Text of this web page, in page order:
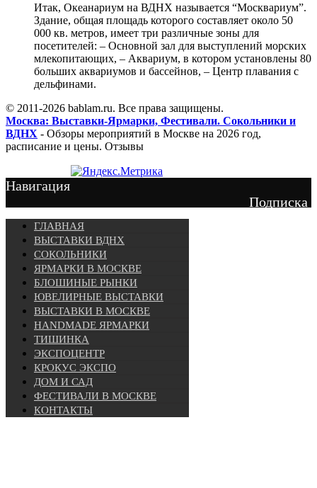
Итак, Океанариум на ВДНХ называется “Москвариум”.
Здание, общая площадь которого составляет около 50
000 кв. метров, имеет три различные зоны для
посетителей: – Основной зал для выступлений морских
млекопитающих, – Аквариум, в котором установлены 80
больших аквариумов и бассейнов, – Центр плавания с
дельфинами.
© 2011-2026 bablam.ru. Все права защищены.
Москва: Выставки-Ярмарки, Фестивали. Сокольники и
ВДНХ - Обзоры мероприятий в Москве на 2026 год,
расписание и цены. Отзывы
Навигация
Подписка
ГЛАВНАЯ
ВЫСТАВКИ ВДНХ
СОКОЛЬНИКИ
ЯРМАРКИ В МОСКВЕ
БЛОШИНЫЕ РЫНКИ
ЮВЕЛИРНЫЕ ВЫСТАВКИ
ВЫСТАВКИ В МОСКВЕ
HANDMADE ЯРМАРКИ
ТИШИНКА
ЭКСПОЦЕНТР
КРОКУС ЭКСПО
ДОМ И САД
ФЕСТИВАЛИ В МОСКВЕ
КОНТАКТЫ